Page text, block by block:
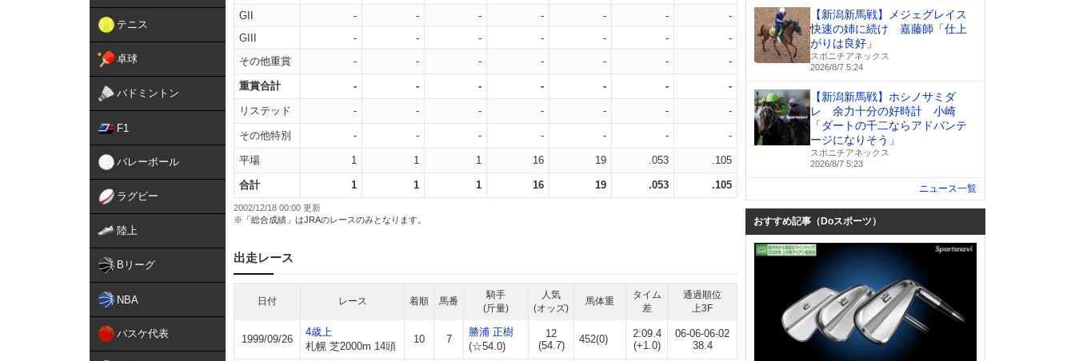
テニス
卓球
バドミントン
F1
バレーボール
ラグビー
陸上
Bリーグ
NBA
バスケ代表
GII
- - - - - -
-
GIII
- - - - - -
-
その他重賞
- - - - - - -
重賞合計 - - - - - - -
リステッド - - - - - - -
その他特別 - - - - - - -
平場 1 1 1 16 19 .053 .105
合計 1 1 1 16 19 .053 .105
2002/12/18 00:00 更新
※「総合成績」はJRAのレースのみとなります。
出走レース
日付 レース 着順 馬番
騎手
(斤量)
人気
(オッズ)
馬体重
タイム
差
通過順位
上3F
1999/09/26
4歳上
札幌 芝2000m 14頭
10 7
勝浦 正樹
(☆54.0)
12
(54.7)
452(0)
2:09.4
(+1.0)
06-06-06-02
38.4
【新潟新馬戦】メジェグレイス
快速の姉に続け 嘉藤師「仕上
がりは良好」
スポニチアネックス
2026/8/7 5:24
【新潟新馬戦】ホシノサミダ
レ 余力十分の好時計 小崎
「ダートの千二ならアドバンテ
ージになりそう」
スポニチアネックス
2026/8/7 5:23
ニュース一覧
おすすめ記事（Doスポーツ）